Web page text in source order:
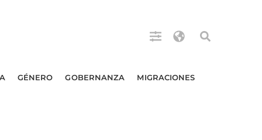
GÉNERO GOBERNANZA MIGRACIONES